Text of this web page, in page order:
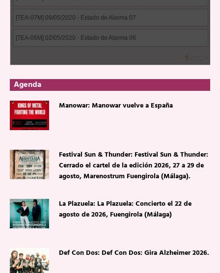
Agenda
Manowar: Manowar vuelve a España
Festival Sun & Thunder: Festival Sun & Thunder:
Cerrado el cartel de la edición 2026, 27 a 29 de
agosto, Marenostrum Fuengirola (Málaga).
La Plazuela: La Plazuela: Concierto el 22 de
agosto de 2026, Fuengirola (Málaga)
Def Con Dos: Def Con Dos: Gira Alzheimer 2026.